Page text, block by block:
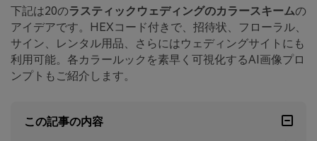
下記は20のラスティックウェディングのカラースキームの
アイデアです。HEXコード付きで、招待状、フローラル、
サイン、レンタル用品、さらにはウェディングサイトにも
利用可能。各カラールックを素早く可視化するAI画像プロ
ンプトもご紹介します。
この記事の内容